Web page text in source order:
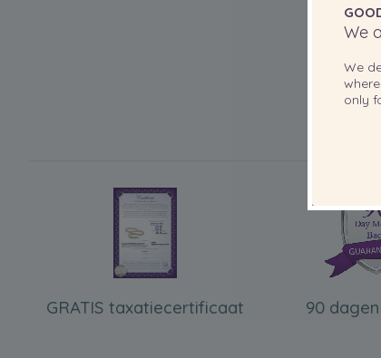
GRATIS taxatiecertificaat 90
We
We
only